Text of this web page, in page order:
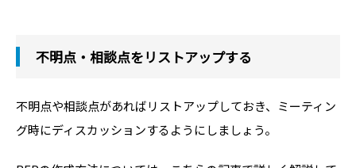
不明点・相談点をリストアップする
不明点や相談点があればリストアップしておき、ミーティン
グ時にディスカッションするようにしましょう。